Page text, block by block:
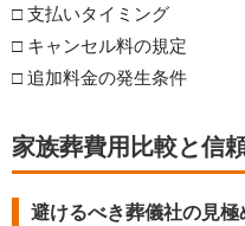
□ 支払いタイミング
□ キャンセル料の規定
□ 追加料金の発生条件
家族葬費用比較と信
避けるべき葬儀社の見極